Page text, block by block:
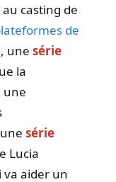
casting de
de
, une série
la
une
série
Lucia
va aider un